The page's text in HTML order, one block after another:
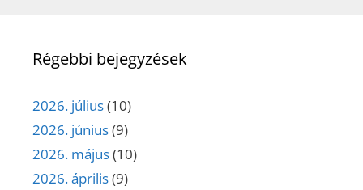
Régebbi bejegyzések
2026. július(10)
2026. június(9)
2026. május(10)
2026. április(9)